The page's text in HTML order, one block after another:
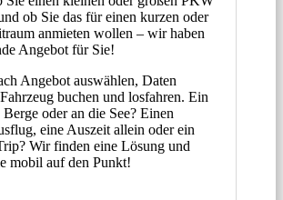
ob Sie das für einen kurzen oder
anmieten wollen – wir haben
Angebot für Sie!
Angebot auswählen, Daten
buchen und losfahren. Ein
oder an die See? Einen
eine Auszeit allein oder ein
Wir finden eine Lösung und
mobil auf den Punkt!